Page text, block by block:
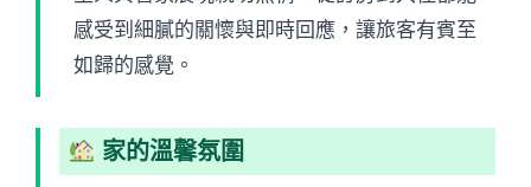
感受到細膩的關懷與即時回應，讓旅客有賓至
如歸的感覺。
家的溫馨氛圍